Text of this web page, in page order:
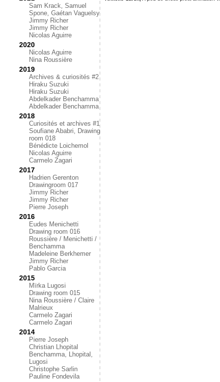
Sam Krack, Samuel
Spone, Gaétan Vaguelsy
Jimmy Richer
Jimmy Richer
Nicolas Aguirre
2020
Nicolas Aguirre
Nina Roussière
2019
Archives & curiosités #2
Hiraku Suzuki
Hiraku Suzuki
Abdelkader Benchamma
Abdelkader Benchamma
2018
Curiosités et archives #1
Soufiane Ababri, Drawing
room 018
Bénédicte Loichemol
Nicolas Aguirre
Carmelo Zagari
2017
Hadrien Gerenton
Drawingroom 017
Jimmy Richer
Jimmy Richer
Pierre Joseph
2016
Eudes Menichetti
Drawing room 016
Roussière / Menichetti /
Benchamma
Madeleine Berkhemer
Jimmy Richer
Pablo Garcia
2015
Mïrka Lugosi
Drawing room 015
Nina Roussière / Claire
Malrieux
Carmelo Zagari
Carmelo Zagari
2014
Pierre Joseph
Christian Lhopital
Benchamma, Lhopital,
Lugosi
Christophe Sarlin
Pauline Fondevila